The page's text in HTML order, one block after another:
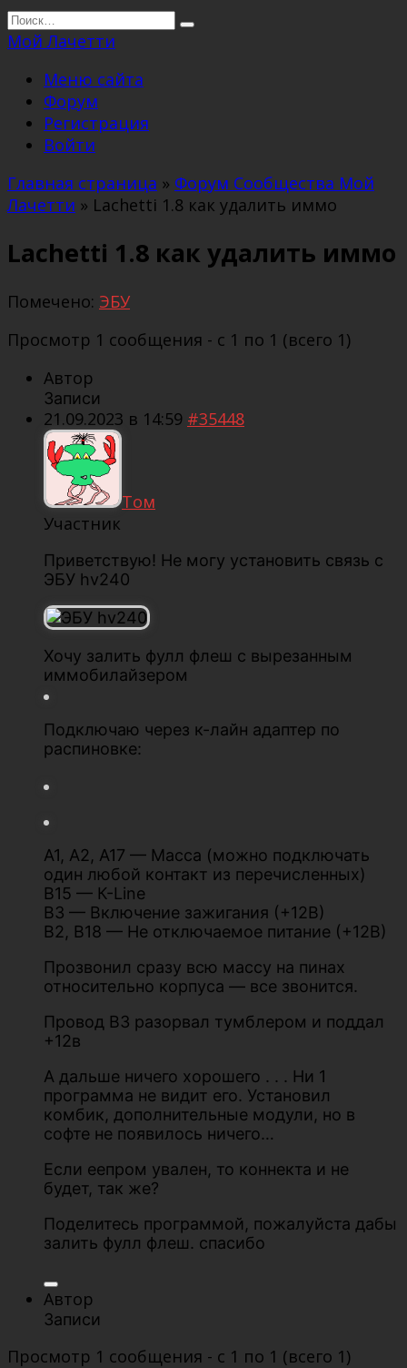
Перейти
к
Search
for:
Мой Лачетти
Меню сайта
Форум
Регистрация
Войти
Главная страница » Форум Сообщества Мой
Лачетти » Lachetti 1.8 как удалить иммо
Lachetti 1.8 как удалить иммо
Помечено: ЭБУ
Просмотр 1 сообщения - с 1 по 1 (всего 1)
Автор
Записи
21.09.2023 в 14:59 #35448
Том
Участник
Приветствую! Не могу установить связь с
ЭБУ hv240
Хочу залить фулл флеш с вырезанным
иммобилайзером
Подключаю через к-лайн адаптер по
распиновке:
A1, A2, A17 — Масса (можно подключать
один любой контакт из перечисленных)
B15 — К-Line
B3 — Включение зажигания (+12В)
B2, B18 — Не отключаемое питание (+12В)
Прозвонил сразу всю массу на пинах
относительно корпуса — все звонится.
Провод В3 разорвал тумблером и поддал
+12в
А дальше ничего хорошего . . . Ни 1
программа не видит его. Установил
комбик, дополнительные модули, но в
софте не появилось ничего…
Если еепром увален, то коннекта и не
будет, так же?
Поделитесь программой, пожалуйста дабы
залить фулл флеш. спасибо
Автор
Записи
Просмотр 1 сообщения - с 1 по 1 (всего 1)